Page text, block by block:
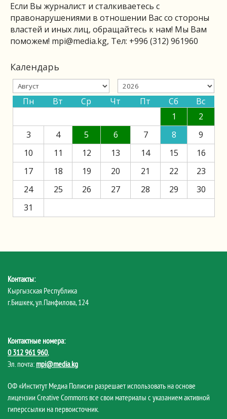
Если Вы журналист и сталкиваетесь с
правонарушениями в отношении Вас со стороны
властей и иных лиц, обращайтесь к нам! Мы Вам
поможем! mpi@media.kg, Тел: +996 (312) 961960
Календарь
Пн Вт Ср Чт Пт Сб
Вс
1
2
3
4 5 6 7 8
9
10
11 12 13 14 15
16
17
18 19 20 21 22
23
24
25 26 27 28 29
30
31
Контакты:
Кыргызская Республика
г.Бишкек, ул.Панфилова, 124
Контактные номера:
0 312 961 960,
Эл. почта: mpi@media.kg
ОФ «Институт Медиа Полиси» разрешает использовать на основе
лицензии Creative Commons все свои материалы с указанием активной
гиперссылки на первоисточник.